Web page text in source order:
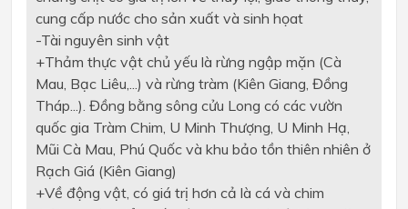
cung cấp nước cho sản xuất và sinh họat
-Tài nguyên sinh vật
+Thảm thực vật chủ yếu là rừng ngập mặn (Cà
Mau, Bạc Liêu,...) và rừng tràm (Kiên Giang, Đồng
Tháp...). Đồng bằng sông cửu Long có các vườn
quốc gia Tràm Chim, U Minh Thượng, U Minh Hạ,
Mũi Cà Mau, Phú Quốc và khu bảo tồn thiên nhiên ở
Rạch Giá (Kiên Giang)
+Về động vật, có giá trị hơn cả là cá và chim